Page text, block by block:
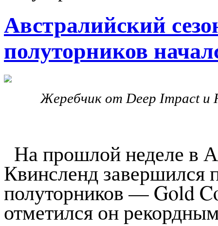
Австралийский
полуторников
Жеребчик от Deep Impact и
На прошлой неделе в
Квинсленд завершился
полуторников — Gold
отметился он